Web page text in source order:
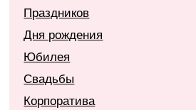
Праздников
Дня рождения
Юбилея
Свадьбы
Корпоратива